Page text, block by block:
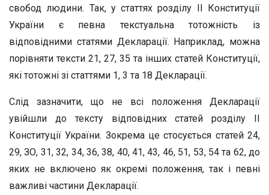
свобод людини. Так, у статтях розділу II Конституції
України є певна текстуальна тотожність із
відповідними статями Декларації. Наприклад, можна
порівняти тексти 21, 27, 35 та інших статей Конституції,
які тотожні зі статтями 1, 3 та 18 Декларації.
Слід зазначити, що не всі положення Декларації
увійшли до тексту відповідних статей розділу II
Конституції України. Зокрема це стосується статей 24,
29, ЗО, 31, 32, 34, 36, 38, 40, 41, 43, 46, 51, 53, 54 та 62, до
яких не включено як окремі положення, так і певні
важливі частини Декларації.